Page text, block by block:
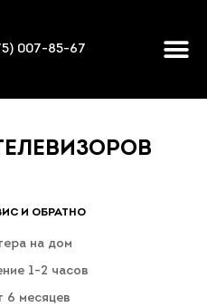
007-85-67
И ОБРАТНО
на дом
1-2 часов
6 месяцев